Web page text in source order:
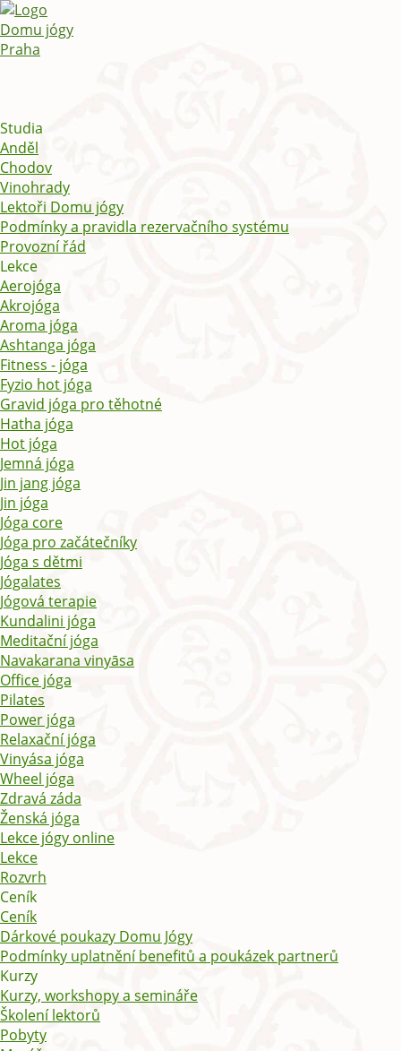
Studia
Anděl
Chodov
Vinohrady
Lektoři Domu jógy
Podmínky a pravidla rezervačního systému
Provozní řád
Lekce
Aerojóga
Akrojóga
Aroma jóga
Ashtanga jóga
Fitness - jóga
Fyzio hot jóga
Gravid jóga pro těhotné
Hatha jóga
Hot jóga
Jemná jóga
Jin jang jóga
Jin jóga
Jóga core
Jóga pro začátečníky
Jóga s dětmi
Jógalates
Jógová terapie
Kundalini jóga
Meditační jóga
Navakarana vinyāsa
Office jóga
Pilates
Power jóga
Relaxační jóga
Vinyása jóga
Wheel jóga
Zdravá záda
Ženská jóga
Lekce jógy online
Lekce
Rozvrh
Ceník
Ceník
Dárkové poukazy Domu Jógy
Podmínky uplatnění benefitů a poukázek partnerů
Kurzy
Kurzy, workshopy a semináře
Školení lektorů
Pobyty